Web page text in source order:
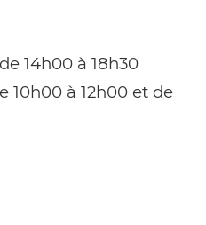
14h00 à 18h30
10h00 à 12h00 et de